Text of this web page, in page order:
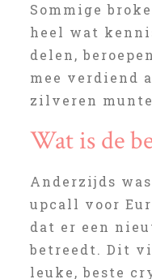
Sommige
heel wat
delen,
mee verdiend
zilveren
Wat is de
Anderzijds
upcall voor
dat er een
betreedt. Dit
leuke, beste